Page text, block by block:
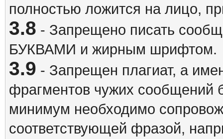
полностью ложится на лицо,
3.8 - Запрещено писать
БУКВАМИ и жирным шрифтом.
3.9 - Запрещен плагиат, а
фрагментов чужих сообщений
минимум необходимо
соответствующей фразой,